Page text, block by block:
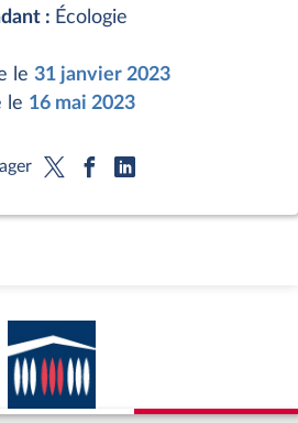
: Écologie
le 31 janvier 2023
le 16 mai 2023